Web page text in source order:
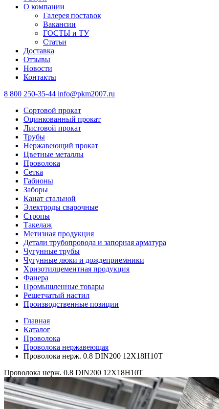
О компании
Галерея поставок
Вакансии
ГОСТЫ и ТУ
Статьи
Доставка
Отзывы
Новости
Контакты
8 800 250-35-44 info@pkm2007.ru
Сортовой прокат
Оцинкованный прокат
Листовой прокат
Трубы
Нержавеющий прокат
Цветные металлы
Проволока
Сетка
Габионы
Заборы
Канат стальной
Электроды сварочные
Стропы
Такелаж
Метизная продукция
Детали трубопровода и запорная арматура
Чугунные трубы
Чугунные люки и дождеприемники
Хризотилцементная продукция
Фанера
Промышленные товары
Решетчатый настил
Производственные позиции
Главная
Каталог
Проволока
Проволока нержавеющая
Проволока нерж. 0.8 DIN200 12Х18Н10Т
Проволока нерж. 0.8 DIN200 12Х18Н10Т